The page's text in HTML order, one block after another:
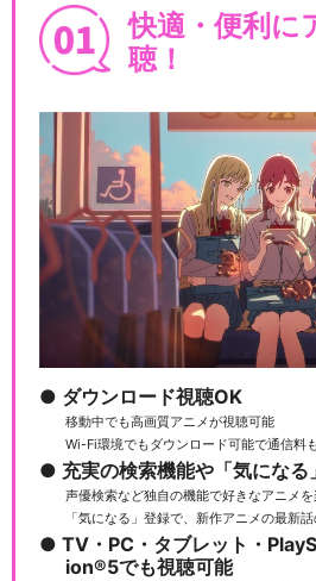
快適・便利に
聴！
ダウンロード視聴OK
移動中でも高画質アニメが視聴可能
Wi-Fi環境でもダウンロード可能で通信料
充実の検索機能や「気になる
声優検索など独自の機能で好きなアニメ
「気になる」登録で、新作アニメの最新
TV・PC・タブレット・
ion®5でも視聴可能